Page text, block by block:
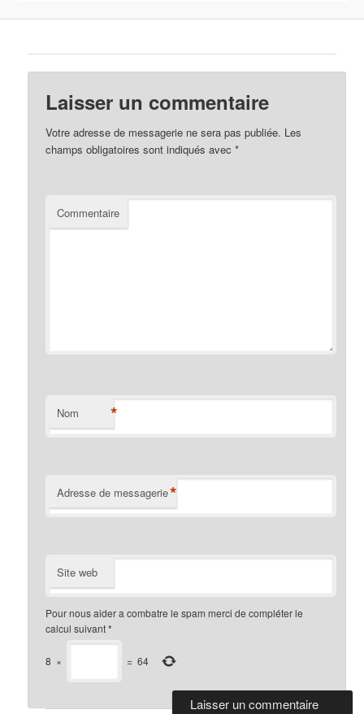
Laisser un commentaire
Votre adresse de messagerie ne sera pas publiée. Les
champs obligatoires sont indiqués avec*
Commentaire
Nom *
Adresse de messagerie*
Site web
Pour nous aider a combatre le spam merci de compléter le
calcul suivant*
8 × = 64